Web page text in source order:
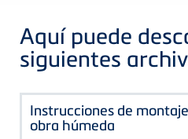
Aquí puede
siguientes
Instrucciones de
obra húmeda